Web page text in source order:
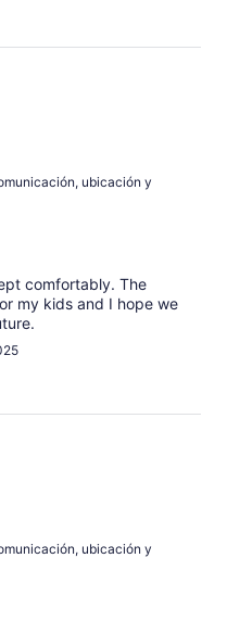
ubicación y
comfortably. The
my kids and I hope we
ubicación y